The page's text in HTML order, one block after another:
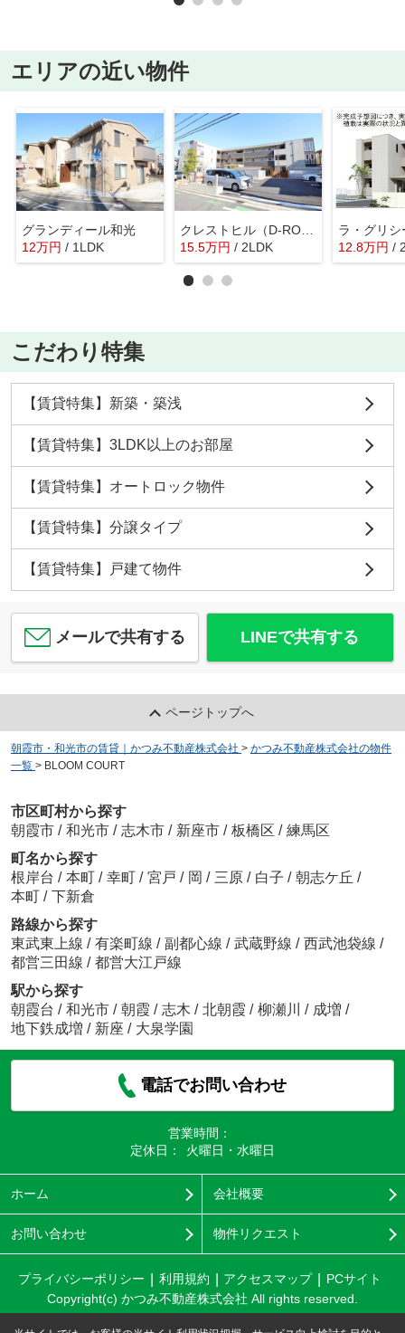
エリアの近い物件
グランディール和光
12万円 / 1LDK
クレストヒル（D-ROOM）
15.5万円 / 2LDK 12.8万円 /
こだわり特集
【賃貸特集】新築・築浅
【賃貸特集】3LDK以上のお部屋
【賃貸特集】オートロック物件
【賃貸特集】分譲タイプ
【賃貸特集】戸建て物件
メールで共有する LINEで共有する
ページトップへ
朝霞市・和光市の賃貸｜かつみ不動産株式会社 > かつみ不動産株式会社の物件
一覧 > BLOOM COURT
市区町村から探す
朝霞市 / 和光市 / 志木市 / 新座市 / 板橋区 / 練馬区
町名から探す
根岸台 / 本町 / 幸町 / 宮戸 / 岡 / 三原 / 白子 / 朝志ケ丘 /
本町 / 下新倉
路線から探す
東武東上線 / 有楽町線 / 副都心線 / 武蔵野線 / 西武池袋線 /
都営三田線 / 都営大江戸線
駅から探す
朝霞台 / 和光市 / 朝霞 / 志木 / 北朝霞 / 柳瀬川 / 成増 /
地下鉄成増 / 新座 / 大泉学園
電話でお問い合わせ
営業時間：
定休日：
火曜日・水曜日
ホーム 会社概要
お問い合わせ 物件リクエスト
プライバシーポリシー 利用規約 アクセスマップ
PCサイト
Copyright(c) かつみ不動産株式会社 All rights reserved.